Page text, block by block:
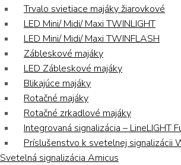
Trvalo svietiace majáky žiarovkové
LED Mini/ Midi/ Maxi TWINLIGHT
LED Mini/ Midi/ Maxi TWINFLASH
Zábleskové majáky
LED Zábleskové majáky
Blikajúce majáky
Rotačné majáky
Rotačné zrkadlové majáky
Integrovaná signalizácia – LineLIGHT
Príslušenstvo k svetelnej signalizácii
Svetelná signalizácia Amicus